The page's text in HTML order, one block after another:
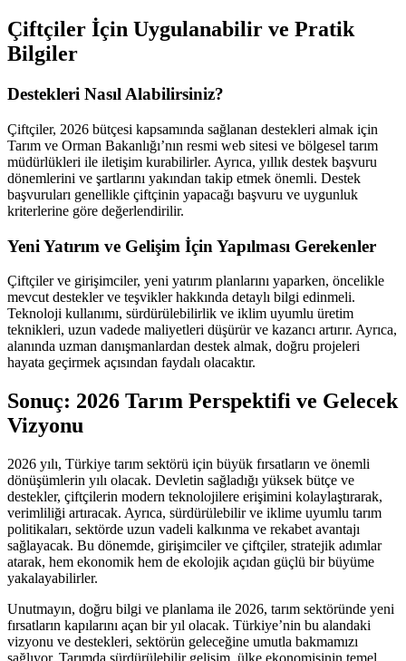
Çiftçiler İçin Uygulanabilir ve Pratik
Bilgiler
Destekleri Nasıl Alabilirsiniz?
Çiftçiler, 2026 bütçesi kapsamında sağlanan destekleri almak için
Tarım ve Orman Bakanlığı’nın resmi web sitesi ve bölgesel tarım
müdürlükleri ile iletişim kurabilirler. Ayrıca, yıllık destek başvuru
dönemlerini ve şartlarını yakından takip etmek önemli. Destek
başvuruları genellikle çiftçinin yapacağı başvuru ve uygunluk
kriterlerine göre değerlendirilir.
Yeni Yatırım ve Gelişim İçin Yapılması Gerekenler
Çiftçiler ve girişimciler, yeni yatırım planlarını yaparken, öncelikle
mevcut destekler ve teşvikler hakkında detaylı bilgi edinmeli.
Teknoloji kullanımı, sürdürülebilirlik ve iklim uyumlu üretim
teknikleri, uzun vadede maliyetleri düşürür ve kazancı artırır. Ayrıca,
alanında uzman danışmanlardan destek almak, doğru projeleri
hayata geçirmek açısından faydalı olacaktır.
Sonuç: 2026 Tarım Perspektifi ve Gelecek
Vizyonu
2026 yılı, Türkiye tarım sektörü için büyük fırsatların ve önemli
dönüşümlerin yılı olacak. Devletin sağladığı yüksek bütçe ve
destekler, çiftçilerin modern teknolojilere erişimini kolaylaştırarak,
verimliliği artıracak. Ayrıca, sürdürülebilir ve iklime uyumlu tarım
politikaları, sektörde uzun vadeli kalkınma ve rekabet avantajı
sağlayacak. Bu dönemde, girişimciler ve çiftçiler, stratejik adımlar
atarak, hem ekonomik hem de ekolojik açıdan güçlü bir büyüme
yakalayabilirler.
Unutmayın, doğru bilgi ve planlama ile 2026, tarım sektöründe yeni
fırsatların kapılarını açan bir yıl olacak. Türkiye’nin bu alandaki
vizyonu ve destekleri, sektörün geleceğine umutla bakmamızı